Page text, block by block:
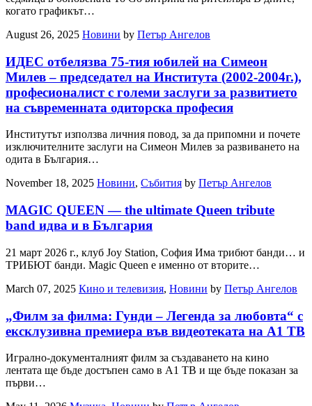
когато графикът…
August 26, 2025 Новини by Петър Ангелов
ИДЕС отбелязва 75-тия юбилей на Симеон
Милев – председател на Института (2002-2004г.),
професионалист с големи заслуги за развитието
на съвременната одиторска професия
Институтът използва личния повод, за да припомни и почете
изключителните заслуги на Симеон Милев за развиването на
одита в България…
November 18, 2025 Новини, Събития by Петър Ангелов
MAGIC QUEEN — the ultimate Queen tribute
band идва и в България
21 март 2026 г., клуб Joy Station, София Има трибют банди… и
ТРИБЮТ банди. Magic Queen е именно от вторите…
March 07, 2025 Кино и телевизия, Новини by Петър Ангелов
„Филм за филма: Гунди – Легенда за любовта“ с
ексклузивна премиера във видеотеката на А1 ТВ
Игрално-документалният филм за създаването на кино
лентата ще бъде достъпен само в А1 ТВ и ще бъде показан за
първи…